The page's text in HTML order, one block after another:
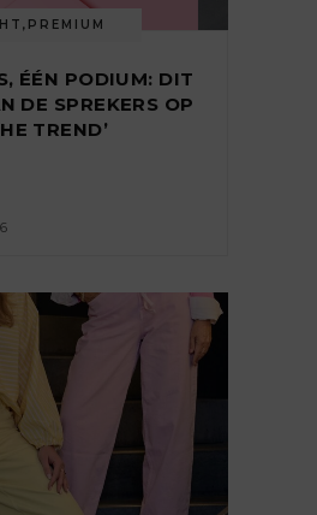
, PREMIUM
ÉÉN PODIUM: DIT
DE SPREKERS OP
TREND’